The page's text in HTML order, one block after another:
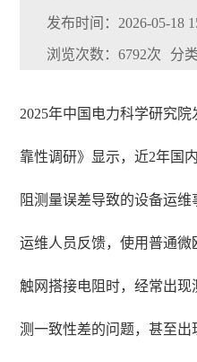
发布时间：2026-05-18
浏览次数：6792次 分
2025年中国电力科学研究
靠性调研》显示，近2年国
阻测量误差导致的设备运维
运维人员反馈，使用普通
触网搭接电阻时，经常出
测一致性差的问题，甚至出